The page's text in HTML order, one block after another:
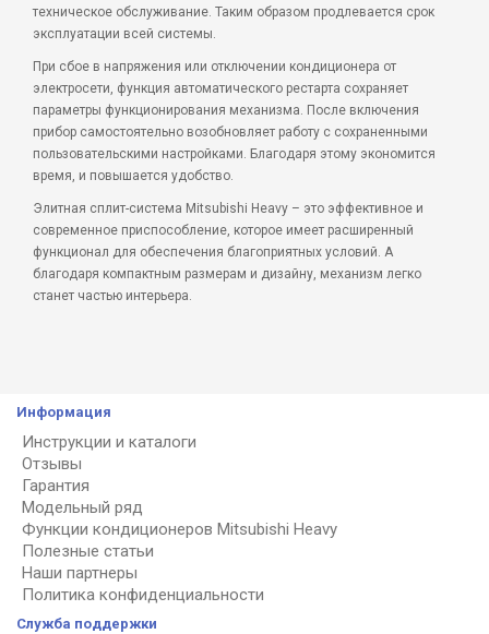
техническое обслуживание. Таким образом продлевается срок
эксплуатации всей системы.
При сбое в напряжения или отключении кондиционера от
электросети, функция автоматического рестарта сохраняет
параметры функционирования механизма. После включения
прибор самостоятельно возобновляет работу с сохраненными
пользовательскими настройками. Благодаря этому экономится
время, и повышается удобство.
Элитная сплит-система Mitsubishi Heavy – это эффективное и
современное приспособление, которое имеет расширенный
функционал для обеспечения благоприятных условий. А
благодаря компактным размерам и дизайну, механизм легко
станет частью интерьера.
Информация
Инструкции и каталоги
Отзывы
Гарантия
Модельный ряд
Функции кондиционеров Mitsubishi Heavy
Полезные статьи
Наши партнеры
Политика конфиденциальности
Служба поддержки